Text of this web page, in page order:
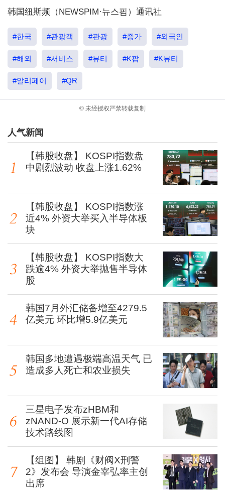
韩国纽斯频（NEWSPIM·뉴스핌）通讯社
#한국 #관광객 #관광 #증가 #외국인
#해외 #서비스 #뷰티 #K팝 #K뷰티
#알리페이 #QR
© 未经授权严禁转载复制
人气新闻
【韩股收盘】 KOSPI指数盘
中剧烈波动 收盘上涨1.62%
【韩股收盘】 KOSPI指数涨
近4% 外资大举买入半导体板
块
【韩股收盘】 KOSPI指数大
跌逾4% 外资大举抛售半导体
股
韩国7月外汇储备增至4279.5
亿美元 环比增5.9亿美元
韩国多地遭遇极端高温天气 已
造成多人死亡和农业损失
三星电子发布zHBM和
zNAND-O 展示新一代AI存储
技术路线图
【组图】 韩剧《财阀X刑警
2》发布会 导演金宰弘率主创
出席